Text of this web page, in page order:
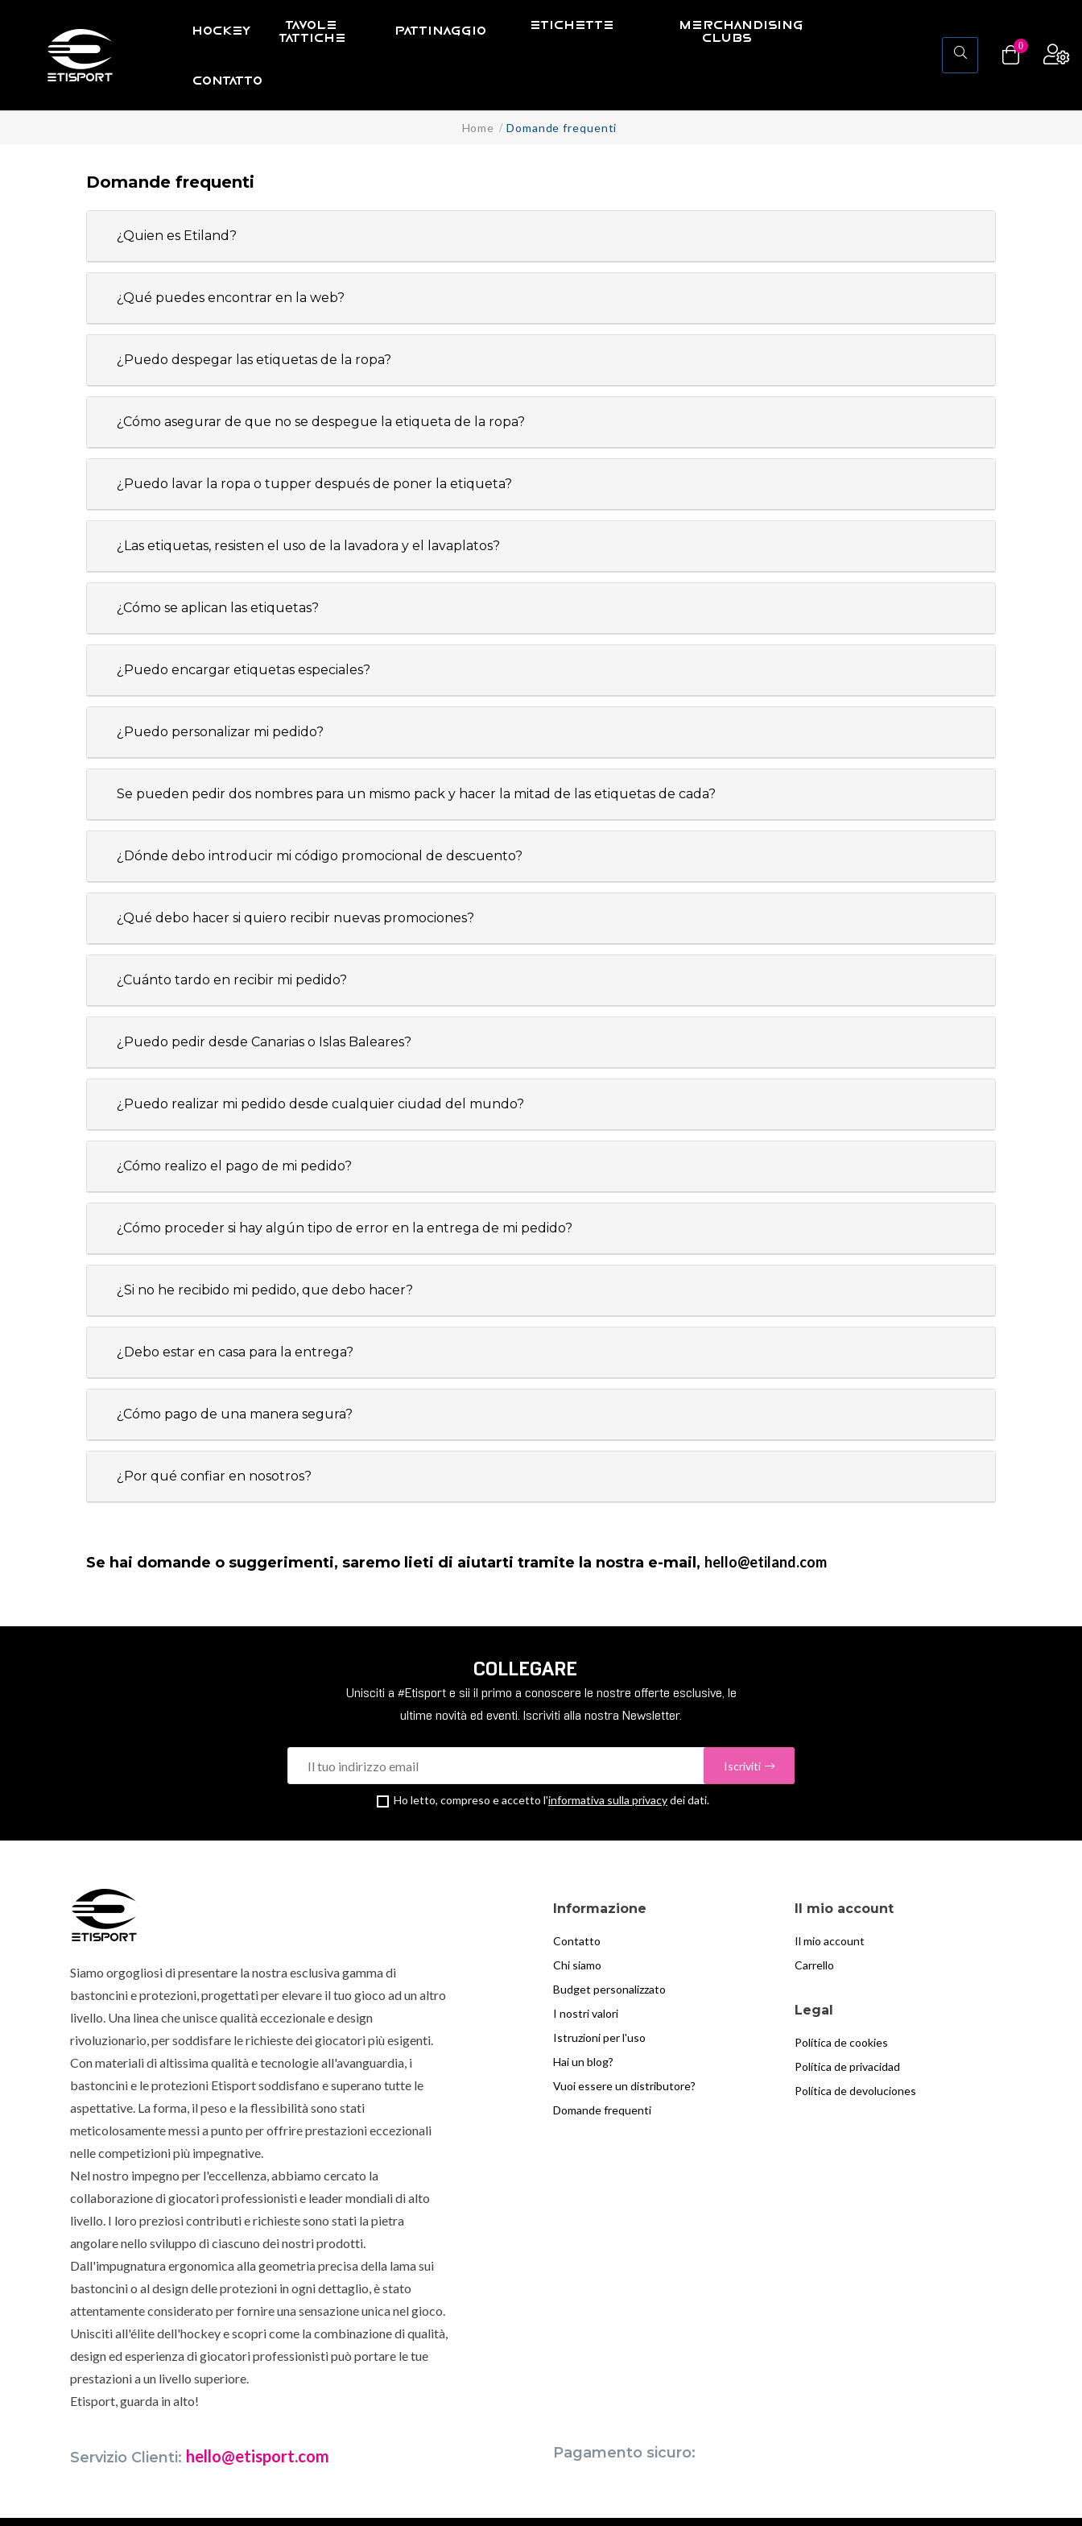
HOCKEY
TAVOLE
TATTICHE
PATTINAGGIO ETICHETTE
MERCHANDISING
CLUBS
CONTATTO
0
Home Domande frequenti
Domande frequenti
¿Quien es Etiland?
¿Qué puedes encontrar en la web?
¿Puedo despegar las etiquetas de la ropa?
¿Cómo asegurar de que no se despegue la etiqueta de la ropa?
¿Puedo lavar la ropa o tupper después de poner la etiqueta?
¿Las etiquetas, resisten el uso de la lavadora y el lavaplatos?
¿Cómo se aplican las etiquetas?
¿Puedo encargar etiquetas especiales?
¿Puedo personalizar mi pedido?
Se pueden pedir dos nombres para un mismo pack y hacer la mitad de las etiquetas de cada?
¿Dónde debo introducir mi código promocional de descuento?
¿Qué debo hacer si quiero recibir nuevas promociones?
¿Cuánto tardo en recibir mi pedido?
¿Puedo pedir desde Canarias o Islas Baleares?
¿Puedo realizar mi pedido desde cualquier ciudad del mundo?
¿Cómo realizo el pago de mi pedido?
¿Cómo proceder si hay algún tipo de error en la entrega de mi pedido?
¿Si no he recibido mi pedido, que debo hacer?
¿Debo estar en casa para la entrega?
¿Cómo pago de una manera segura?
¿Por qué confiar en nosotros?
Se hai domande o suggerimenti, saremo lieti di aiutarti tramite la nostra e-mail, hello@etiland.com
COLLEGARE
Unisciti a #Etisport e sii il primo a conoscere le nostre offerte esclusive, le
ultime novità ed eventi. Iscriviti alla nostra Newsletter.
Iscriviti
Ho letto, compreso e accetto l'informativa sulla privacydei dati.
Siamo orgogliosi di presentare la nostra esclusiva gamma di
bastoncini e protezioni, progettati per elevare il tuo gioco ad un altro
livello. Una linea che unisce qualità eccezionale e design
rivoluzionario, per soddisfare le richieste dei giocatori più esigenti.
Con materiali di altissima qualità e tecnologie all'avanguardia, i
bastoncini e le protezioni Etisport soddisfano e superano tutte le
aspettative. La forma, il peso e la flessibilità sono stati
meticolosamente messi a punto per offrire prestazioni eccezionali
nelle competizioni più impegnative.
Nel nostro impegno per l'eccellenza, abbiamo cercato la
collaborazione di giocatori professionisti e leader mondiali di alto
livello. I loro preziosi contributi e richieste sono stati la pietra
angolare nello sviluppo di ciascuno dei nostri prodotti.
Dall'impugnatura ergonomica alla geometria precisa della lama sui
bastoncini o al design delle protezioni in ogni dettaglio, è stato
attentamente considerato per fornire una sensazione unica nel gioco.
Unisciti all'élite dell'hockey e scopri come la combinazione di qualità,
design ed esperienza di giocatori professionisti può portare le tue
prestazioni a un livello superiore.
Etisport, guarda in alto!
Informazione
Contatto
Chi siamo
Budget personalizzato
I nostri valori
Istruzioni per l'uso
Hai un blog?
Vuoi essere un distributore?
Domande frequenti
Il mio account
Il mio account
Carrello
Legal
Política de cookies
Política de privacidad
Política de devoluciones
Servizio Clienti: hello@etisport.com Pagamento sicuro: